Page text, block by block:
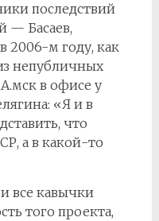
последствий
— Басаев,
2006-м году, как
непубличных
в офисе у
«Я и в
что
а в какой-то
все кавычки
того проекта,